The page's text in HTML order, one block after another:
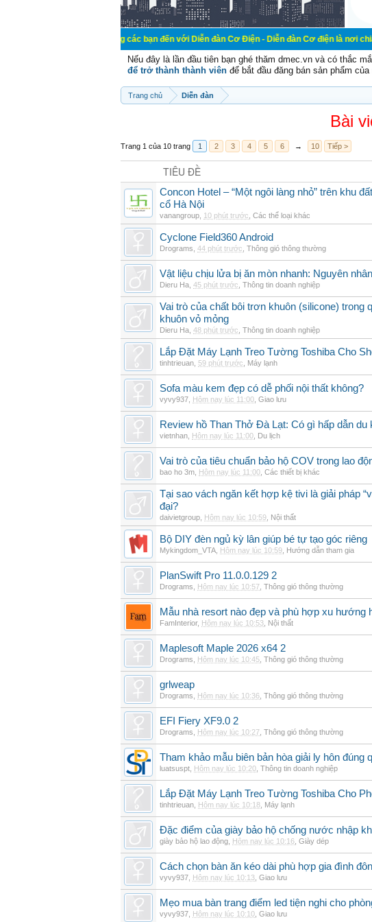
Chào mừng các bạn đến với Diễn đàn Cơ Điện - Diễn đàn Cơ điện là nơi chia sẽ
Nếu đây là lần đầu tiên bạn ghé thăm dmec.vn và có thắc
để trở thành thành viên để bắt đầu đăng bán sản phẩm của
Trang chủ Diễn đàn
Bài
Trang 1 của 10 trang 1 2 3 4 5 6 → 10 Tiếp >
TIÊU ĐỀ
Concon Hotel – “Một ngôi làng nhỏ” trên khu
cổ Hà Nội
vanangroup 10 phút trước Các thể loại khác
Cyclone Field360 Android
Drograms 44 phút trước Thông gió thông thường
Vật liệu chịu lửa bị ăn mòn nhanh: Nguyên
Dieru Ha 45 phút trước Thông tin doanh nghiệp
Vai trò của chất bôi trơn khuôn (silicone) trong
khuôn vỏ mỏng
Dieru Ha 48 phút trước Thông tin doanh nghiệp
Lắp Đặt Máy Lạnh Treo Tường Toshiba Cho
tinhtrieuan 59 phút trước Máy lạnh
Sofa màu kem đẹp có dễ phối nội thất không?
vyvy937 Hôm nay lúc 11:00 Giao lưu
Review hồ Than Thở Đà Lạt: Có gì hấp dẫn du
vietnhan Hôm nay lúc 11:00 Du lịch
Vai trò của tiêu chuẩn bảo hộ COV trong lao
bao ho 3m Hôm nay lúc 11:00 Các thiết bị khác
Tại sao vách ngăn kết hợp kệ tivi là giải pháp
đại?
daivietgroup Hôm nay lúc 10:59 Nội thất
Bộ DIY đèn ngủ kỳ lân giúp bé tự tạo góc riêng
Mykingdom_VTA Hôm nay lúc 10:59 Hướng dẫn tham gia
PlanSwift Pro 11.0.0.129 2
Drograms Hôm nay lúc 10:57 Thông gió thông thường
Mẫu nhà resort nào đẹp và phù hợp xu hướng
FamInterior, Hôm nay lúc 10:53 Nội thất
Maplesoft Maple 2026 x64 2
Drograms Hôm nay lúc 10:45 Thông gió thông thường
grlweap
Drograms Hôm nay lúc 10:36 Thông gió thông thường
EFI Fiery XF9.0 2
Drograms Hôm nay lúc 10:27 Thông gió thông thường
Tham khảo mẫu biên bản hòa giải ly hôn đúng
luatsuspt Hôm nay lúc 10:20 Thông tin doanh nghiệp
Lắp Đặt Máy Lạnh Treo Tường Toshiba Cho
tinhtrieuan Hôm nay lúc 10:18 Máy lạnh
Đặc điểm của giày bảo hộ chống nước nhập
giày bảo hộ lao động Hôm nay lúc 10:16 Giày dép
Cách chọn bàn ăn kéo dài phù hợp gia đình
vyvy937 Hôm nay lúc 10:13 Giao lưu
Mẹo mua bàn trang điểm led tiện nghi cho
vyvy937 Hôm nay lúc 10:10 Giao lưu